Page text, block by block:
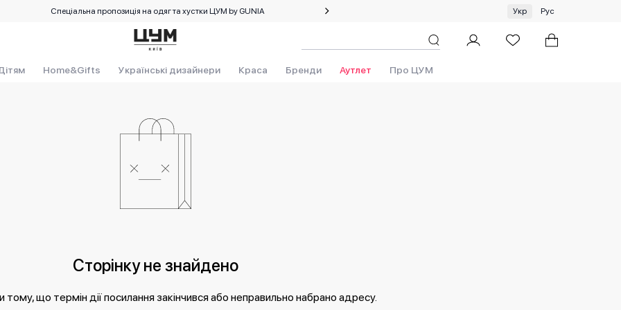
Спеціальна пропозиція на одяг та хустки ЦУМ by GUNIA Укр Рус
Home&Gifts Українські дизайнери Краса Бренди Аутлет Про ЦУМ
Сторінку не знайдено
що термін дії посилання закінчився або неправильно набрано адресу.